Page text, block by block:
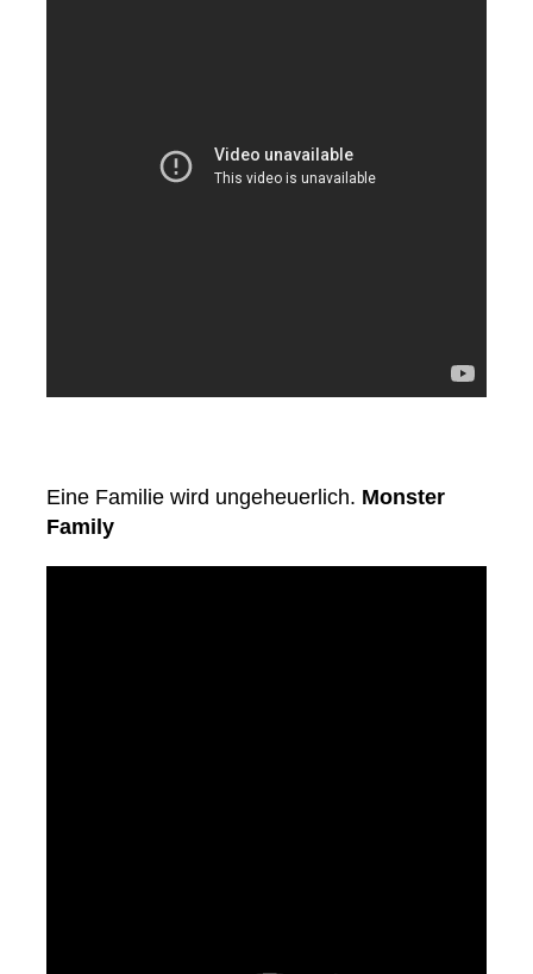
Eine Familie wird ungeheuerlich. Monster
Family